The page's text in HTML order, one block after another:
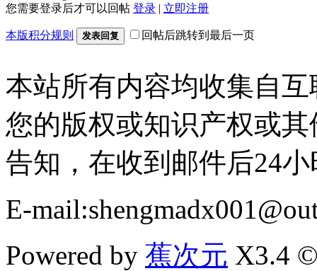
您需要登录后才可以回帖 登录 | 立即注册
本版积分规则 发表回复 回帖后跳转到最后一页
本站所有内容均收集自
您的版权或知识产权或
告知，在收到邮件后24
E-
Powered by 蕉次元 X3.4